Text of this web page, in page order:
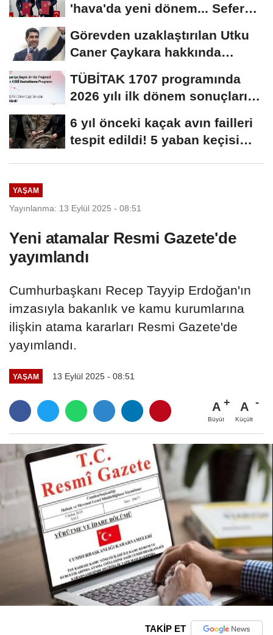
'hava'da yeni dönem... Sefer
Görevden uzaklaştırılan Utku
Caner Çaykara hakkında
tahliye kararı
TÜBİTAK 1707 programında
2026 yılı ilk dönem sonuçları
6 yıl önceki kaçak avın failleri
tespit edildi! 5 yaban keçisi
YAŞAM
Yayınlanma: 13 Eylül 2025 - 08:51
Yeni atamalar Resmi Gazete'de
yayımlandı
Cumhurbaşkanı Recep Tayyip Erdoğan'ın
imzasıyla bakanlık ve kamu kurumlarına
ilişkin atama kararları Resmi Gazete'de
yayımlandı.
YAŞAM 13 Eylül 2025 - 08:51
A
Büyüt
A
Küçült
TAKİP ET